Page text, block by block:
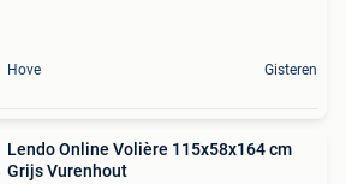
Hove Gisteren
Lendo Online Volière 115x58x164 cm
Grijs Vurenhout